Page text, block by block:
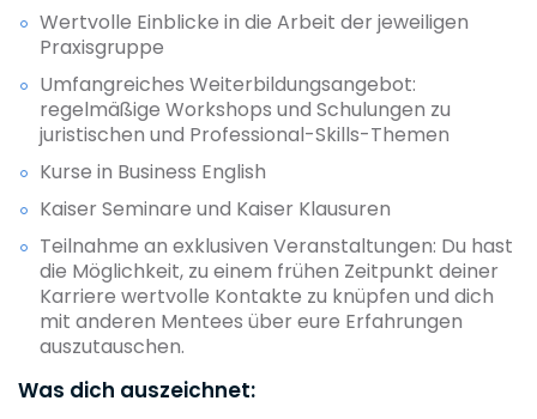
Wertvolle Einblicke in die Arbeit der jeweiligen
Praxisgruppe
Umfangreiches Weiterbildungsangebot:
regelmäßige Workshops und Schulungen zu
juristischen und Professional-Skills-Themen
Kurse in Business English
Kaiser Seminare und Kaiser Klausuren
Teilnahme an exklusiven Veranstaltungen: Du hast
die Möglichkeit, zu einem frühen Zeitpunkt deiner
Karriere wertvolle Kontakte zu knüpfen und dich
mit anderen Mentees über eure Erfahrungen
auszutauschen.
Was dich auszeichnet: